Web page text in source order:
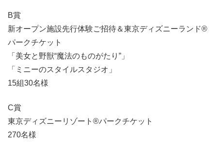
B賞
新オープン施設先行体験ご招待＆東京ディズニーランド®
パークチケット
「美女と野獣“魔法のものがたり”」
「ミニーのスタイルスタジオ」
15組30名様
C賞
東京ディズニーリゾート®パークチケット
270名様